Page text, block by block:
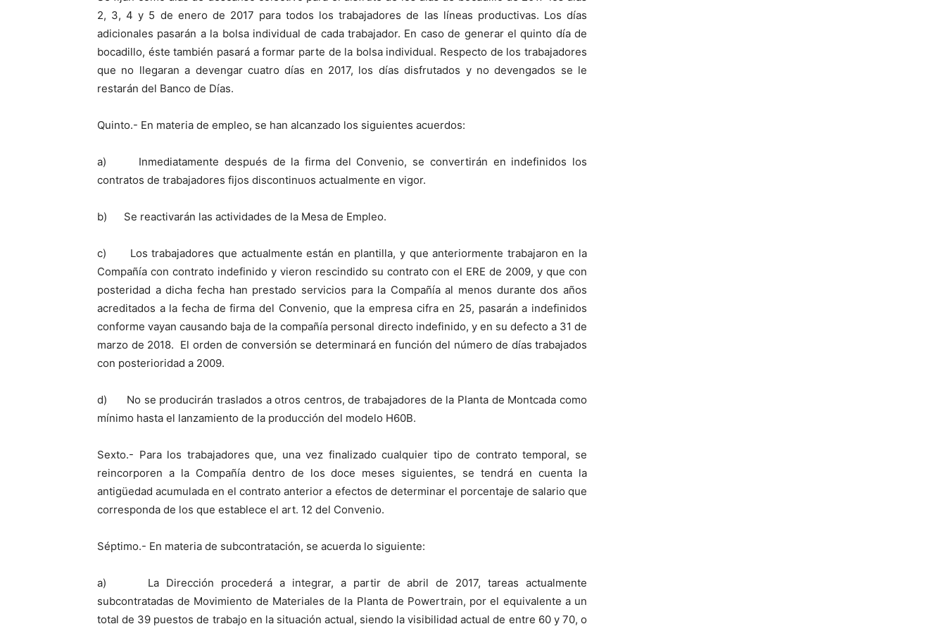
2, 3, 4 y 5 de enero de 2017 para todos los trabajadores de las líneas productivas. Los días
adicionales pasarán a la bolsa individual de cada trabajador. En caso de generar el quinto día de
bocadillo, éste también pasará a formar parte de la bolsa individual. Respecto de los trabajadores
que no llegaran a devengar cuatro días en 2017, los días disfrutados y no devengados se le
restarán del Banco de Días.
Quinto.- En materia de empleo, se han alcanzado los siguientes acuerdos:
a) Inmediatamente después de la firma del Convenio, se convertirán en indefinidos los
contratos de trabajadores fijos discontinuos actualmente en vigor.
b) Se reactivarán las actividades de la Mesa de Empleo.
c) Los trabajadores que actualmente están en plantilla, y que anteriormente trabajaron en la
Compañía con contrato indefinido y vieron rescindido su contrato con el ERE de 2009, y que con
posteridad a dicha fecha han prestado servicios para la Compañía al menos durante dos años
acreditados a la fecha de firma del Convenio, que la empresa cifra en 25, pasarán a indefinidos
conforme vayan causando baja de la compañía personal directo indefinido, y en su defecto a 31 de
marzo de 2018. El orden de conversión se determinará en función del número de días trabajados
con posterioridad a 2009.
d) No se producirán traslados a otros centros, de trabajadores de la Planta de Montcada como
mínimo hasta el lanzamiento de la producción del modelo H60B.
Sexto.- Para los trabajadores que, una vez finalizado cualquier tipo de contrato temporal, se
reincorporen a la Compañía dentro de los doce meses siguientes, se tendrá en cuenta la
antigüedad acumulada en el contrato anterior a efectos de determinar el porcentaje de salario que
corresponda de los que establece el art. 12 del Convenio.
Séptimo.- En materia de subcontratación, se acuerda lo siguiente:
a) La Dirección procederá a integrar, a partir de abril de 2017, tareas actualmente
subcontratadas de Movimiento de Materiales de la Planta de Powertrain, por el equivalente a un
total de 39 puestos de trabajo en la situación actual, siendo la visibilidad actual de entre 60 y 70, o